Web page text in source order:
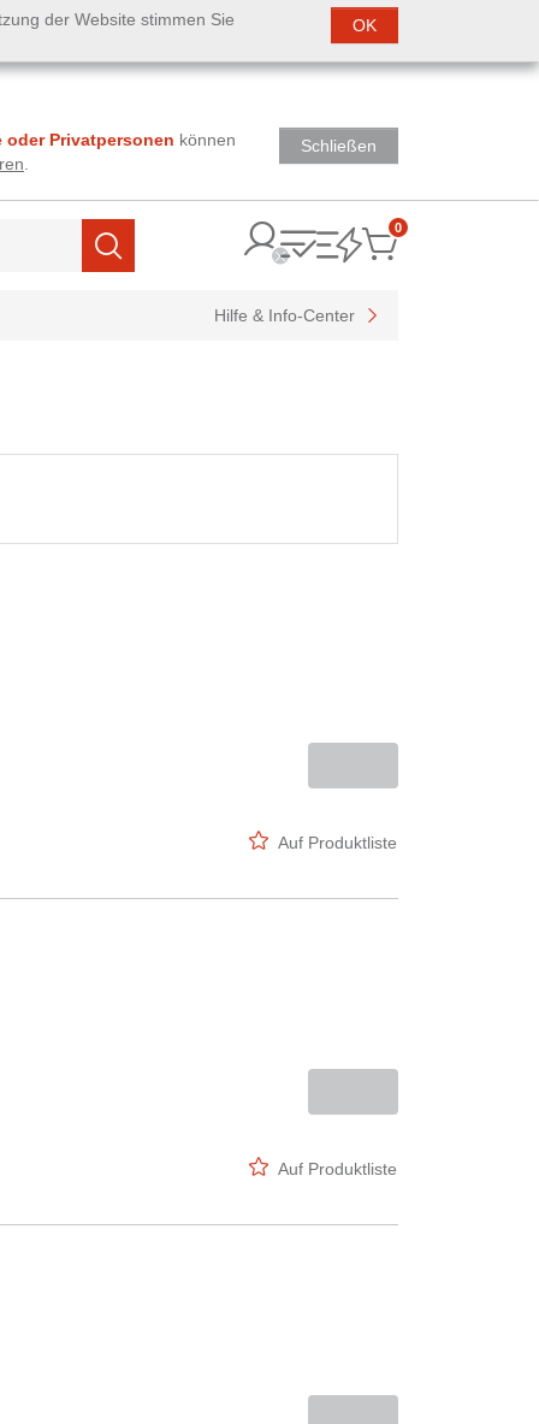
der Website stimmen Sie OK
oder Privatpersonen können
Schließen
Suchen
0Items
Hilfe & Info-Center
Auf Produktliste
Auf Produktliste